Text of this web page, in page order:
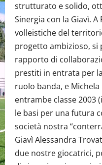
strutturato e solido,
Sinergia con la Giavì.
volleistiche del
progetto ambizioso, si
rapporto di
prestiti in entrata per
ruolo banda, e
entrambe classe 2003
le basi per una futura
società nostra
Giavì Alessandra
due nostre giocatrici,